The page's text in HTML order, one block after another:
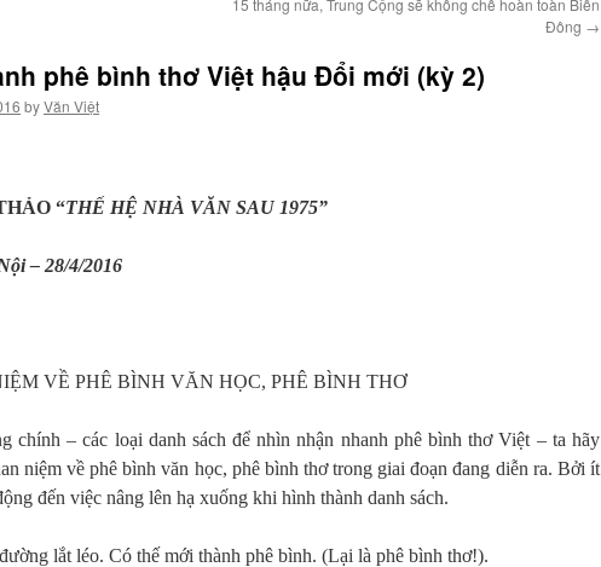
15 tháng nữa, Trung Cộng sẽ khống chế hoàn toàn Biển
Đông →
phê bình thơ Việt hậu Đổi mới (kỳ 2)
byVăn Việt
“THẾ HỆ NHÀ VĂN SAU 1975”
– 28/4/2016
VỀ PHÊ BÌNH VĂN HỌC, PHÊ BÌNH THƠ
chính – các loại danh sách để nhìn nhận nhanh phê bình thơ Việt – ta hãy
niệm về phê bình văn học, phê bình thơ trong giai đoạn đang diễn ra. Bởi ít
đến việc nâng lên hạ xuống khi hình thành danh sách.
lắt léo. Có thế mới thành phê bình. (Lại là phê bình thơ!).